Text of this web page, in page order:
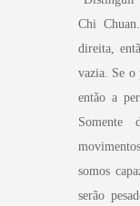
Chi
direita,
vazia. Se o
então a
Somente
somos
serão